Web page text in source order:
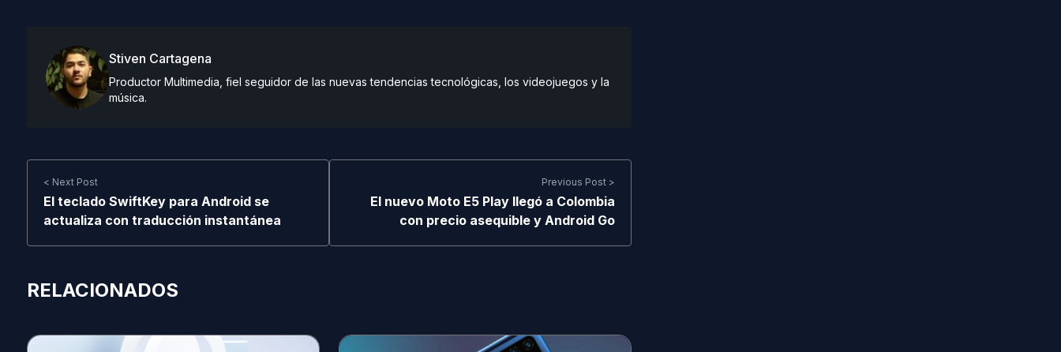
Stiven Cartagena
Productor Multimedia, fiel seguidor de las nuevas tendencias tecnológicas, los videojuegos y la
música.
< Next Post
El teclado SwiftKey para Android se
actualiza con traducción instantánea
Previous Post >
El nuevo Moto E5 Play llegó a Colombia
con precio asequible y Android Go
RELACIONADOS